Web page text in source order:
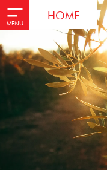
HOME
MENU